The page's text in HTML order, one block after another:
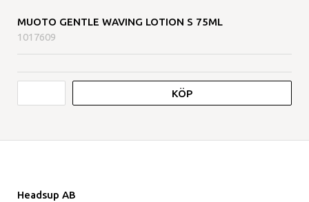
MUOTO GENTLE WAVING LOTION S 75ML
1017609
KÖP
Headsup AB